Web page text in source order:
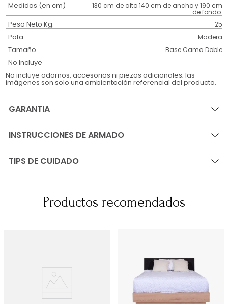
Medidas (en cm) 130 cm de alto 140 cm de ancho y 190 cm
de fondo.
Peso Neto Kg. 25
Pata Madera
Tamaño Base Cama Doble
No Incluye
No incluye adornos, accesorios ni piezas adicionales; las
imágenes son solo una ambientación referencial del producto.
GARANTIA
INSTRUCCIONES DE ARMADO
TIPS DE CUIDADO
Productos recomendados